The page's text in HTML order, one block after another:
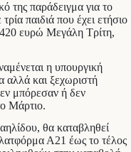
της παράδειγμα για το
παιδιά που έχει ετήσιο
ευρώ Μεγάλη Τρίτη,
η υπουργική
αλλά και ξεχωριστή
μπόρεσαν ή δεν
Μάρτιο.
θα καταβληθεί
Α21 έως το τέλος